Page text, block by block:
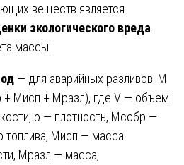
веществ является
экологического вреда
массы:
— для аварийных разливов: М
+ Mисп + Mразл), где V — объем
ρ — плотность, Mсобр —
топлива, Mисп — масса
Mразл — масса,